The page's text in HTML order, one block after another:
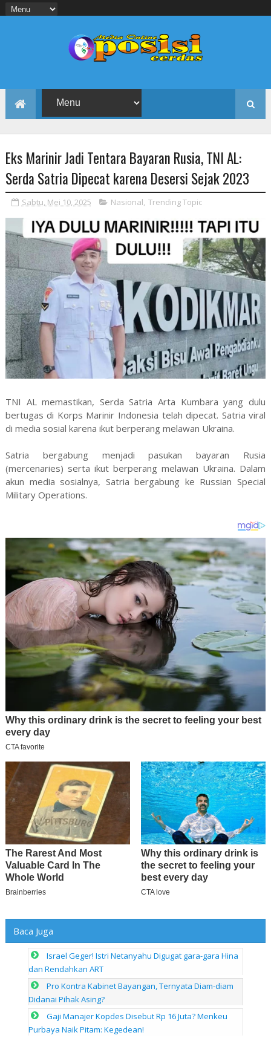
Eks Marinir Jadi Tentara Bayaran Rusia, TNI AL:
Serda Satria Dipecat karena Desersi Sejak 2023
Sabtu, Mei 10, 2025 Nasional, Trending Topic
TNI AL memastikan, Serda Satria Arta Kumbara yang dulu
bertugas di Korps Marinir Indonesia telah dipecat. Satria viral
di media sosial karena ikut berperang melawan Ukraina.
Satria bergabung menjadi pasukan bayaran Rusia
(mercenaries) serta ikut berperang melawan Ukraina. Dalam
akun media sosialnya, Satria bergabung ke Russian Special
Military Operations.
Baca Juga
Israel Geger! Istri Netanyahu Digugat gara-gara Hina
dan Rendahkan ART
Pro Kontra Kabinet Bayangan, Ternyata Diam-diam
Didanai Pihak Asing?
Gaji Manajer Kopdes Disebut Rp 16 Juta? Menkeu
Purbaya Naik Pitam: Kegedean!